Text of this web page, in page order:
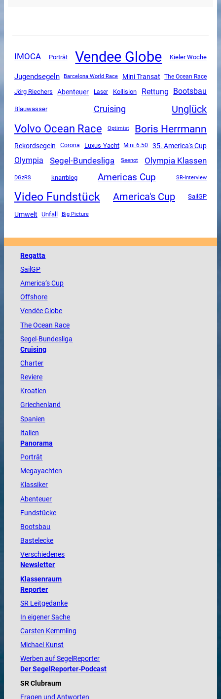
IMOCA Porträt Vendee Globe Kieler Woche
Jugendsegeln Barcelona World Race Mini Transat The Ocean Race
Jörg Riechers Abenteuer Laser Kollision Rettung Bootsbau
Blauwasser Cruising Unglück
Volvo Ocean Race Optimist Boris Herrmann
Rekordsegeln Corona Luxus-Yacht Mini 6.50 35. America's Cup
Olympia Segel-Bundesliga Seenot Olympia Klassen
DGzRS knarrblog Americas Cup SR-Interview
Video Fundstück America's Cup SailGP
Umwelt Unfall Big Picture
Regatta
SailGP
America’s Cup
Offshore
VendéeGlobe
TheOcean Race
Segel-Bundesliga
Cruising
Charter
Reviere
Kroatien
Griechenland
Spanien
Italien
Panorama
Porträt
Megayachten
Klassiker
Abenteuer
Fundstücke
Bootsbau
Bastelecke
Verschiedenes
Newsletter
Klassenraum
Reporter
SR Leitgedanke
In eigener Sache
Carsten Kemmling
Michael Kunst
Werben auf SegelReporter
Der SegelReporter-Podcast
SR Clubraum
Fragen und Antworten